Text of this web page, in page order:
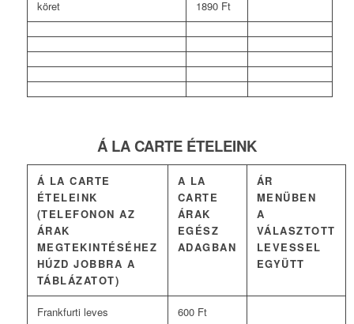
köret
1890 Ft
Á LA CARTE ÉTELEINK
Á LA CARTE
ÉTELEINK
(TELEFONON AZ
ÁRAK
MEGTEKINTÉSÉHEZ
HÚZD JOBBRA A
TÁBLÁZATOT)
A LA
CARTE
ÁRAK
EGÉSZ
ADAGBAN
ÁR
MENÜBEN
A
VÁLASZTOTT
LEVESSEL
EGYÜTT
Frankfurti leves 600 Ft